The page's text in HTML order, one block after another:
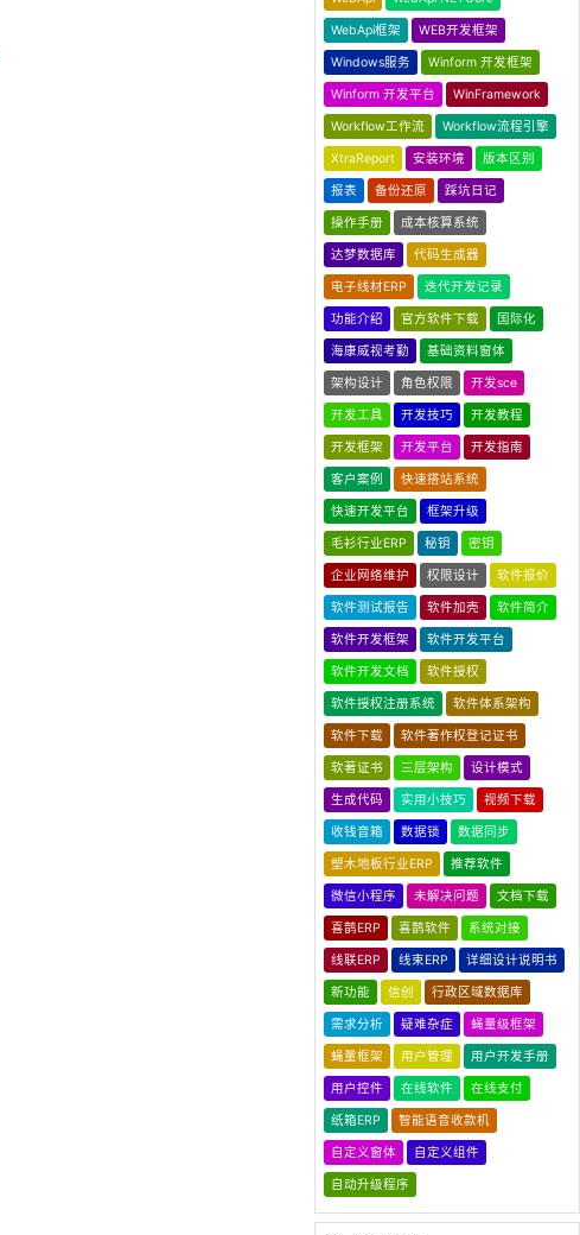
WebApi框架 WEB开发框架
Windows服务 Winform 开发框架
Winform 开发平台 WinFramework
Workflow工作流 Workflow流程引擎
XtraReport 安装环境 版本区别
报表 备份还原 踩坑日记
操作手册 成本核算系统
达梦数据库 代码生成器
电子线材ERP 迭代开发记录
功能介绍 官方软件下载 国际化
海康威视考勤 基础资料窗体
架构设计 角色权限 开发sce
开发工具 开发技巧 开发教程
开发框架 开发平台 开发指南
客户案例 快速搭站系统
快速开发平台 框架升级
毛衫行业ERP 秘钥 密钥
企业网络维护 权限设计 软件报价
软件测试报告 软件加壳 软件简介
软件开发框架 软件开发平台
软件开发文档 软件授权
软件授权注册系统 软件体系架构
软件下载 软件著作权登记证书
软著证书 三层架构 设计模式
生成代码 实用小技巧 视频下载
收钱音箱 数据锁 数据同步
塑木地板行业ERP 推荐软件
微信小程序 未解决问题 文档下载
喜鹊ERP 喜鹊软件 系统对接
线联ERP 线束ERP 详细设计说明书
新功能 信创 行政区域数据库
需求分析 疑难杂症 蝇量级框架
蝇量框架 用户管理 用户开发手册
用户控件 在线软件 在线支付
纸箱ERP 智能语音收款机
自定义窗体 自定义组件
自动升级程序